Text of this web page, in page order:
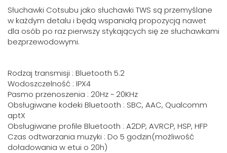
Słuchawki Cotsubu jako słuchawki TWS są przemyślane
w każdym detalu i będą wspaniałą propozycją nawet
dla osób po raz pierwszy stykających się ze słuchawkami
bezprzewodowymi.
Rodzaj transmisji : Bluetooth 5.2
Wodoszczelność : IPX4
Pasmo przenoszenia : 20Hz ~ 20KHz
Obsługiwane kodeki Bluetooth : SBC, AAC, Qualcomm
aptX
Obsługiwane profile Bluetooth : A2DP, AVRCP, HSP, HFP
Czas odtwarzania muzyki : Do 5 godzin(możliwość
doładowania w etui o 20h)